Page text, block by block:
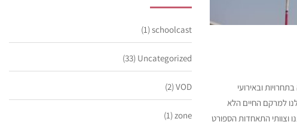
ובאירועי
למרקם החיים הלא
וצוותי התאחדות הספורט
schoolcast
(1)
Uncategorized
(33)
VOD
(2)
zone
(1)